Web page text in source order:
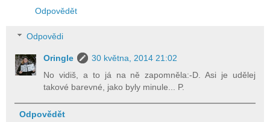
Odpovědět
Odpovědi
Oringle
30 května, 2014 21:02
No vidiš, a to já na ně zapomněla:-D. Asi je udělej
takové barevné, jako byly minule... P.
Odpovědět